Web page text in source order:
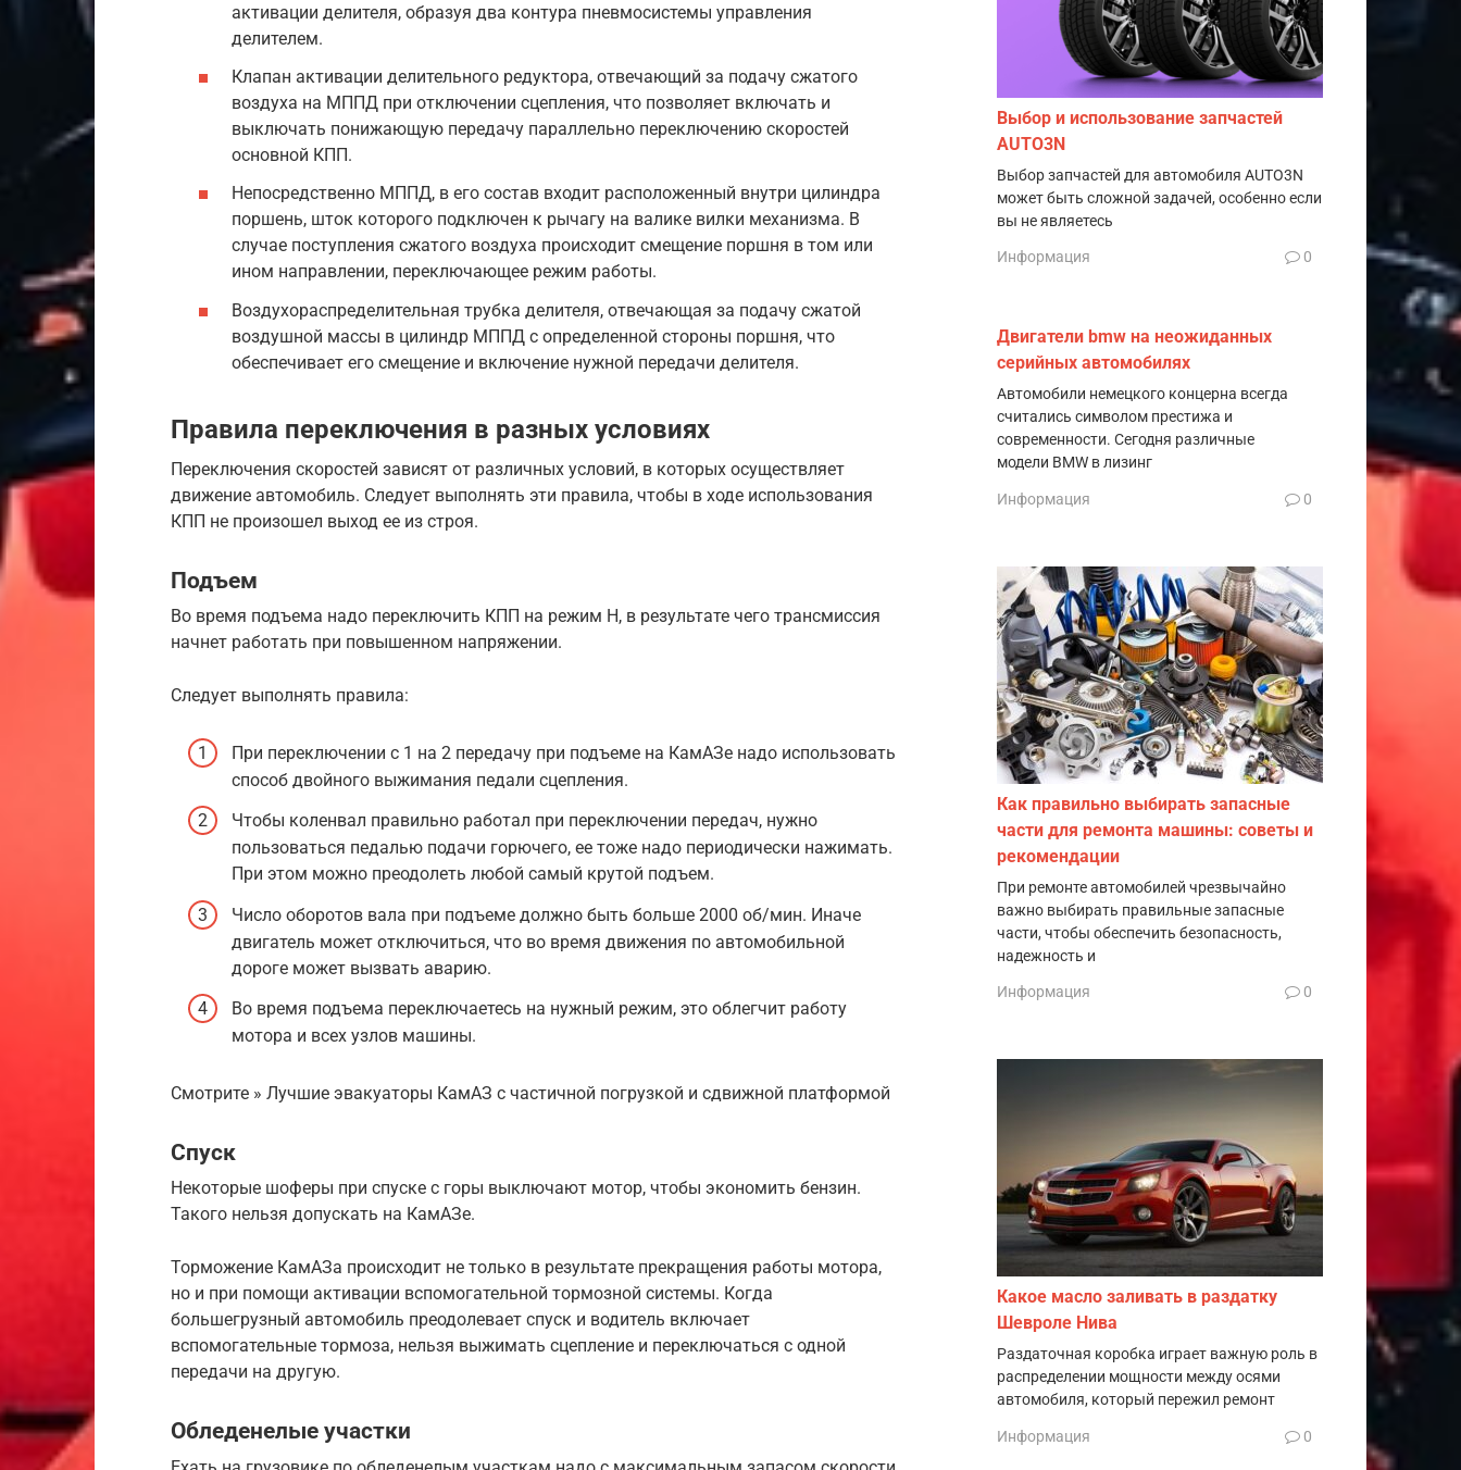
активации делителя, образуя два контура пневмосистемы управления
делителем.
Клапан активации делительного редуктора, отвечающий за подачу сжатого
воздуха на МППД при отключении сцепления, что позволяет включать и
выключать понижающую передачу параллельно переключению скоростей
основной КПП.
Непосредственно МППД, в его состав входит расположенный внутри цилиндра
поршень, шток которого подключен к рычагу на валике вилки механизма. В
случае поступления сжатого воздуха происходит смещение поршня в том или
ином направлении, переключающее режим работы.
Воздухораспределительная трубка делителя, отвечающая за подачу сжатой
воздушной массы в цилиндр МППД с определенной стороны поршня, что
обеспечивает его смещение и включение нужной передачи делителя.
Правила переключения в разных условиях
Переключения скоростей зависят от различных условий, в которых осуществляет
движение автомобиль. Следует выполнять эти правила, чтобы в ходе использования
КПП не произошел выход ее из строя.
Подъем
Во время подъема надо переключить КПП на режим H, в результате чего трансмиссия
начнет работать при повышенном напряжении.
Следует выполнять правила:
При переключении с 1 на 2 передачу при подъеме на КамАЗе надо использовать
способ двойного выжимания педали сцепления.
Чтобы коленвал правильно работал при переключении передач, нужно
пользоваться педалью подачи горючего, ее тоже надо периодически нажимать.
При этом можно преодолеть любой самый крутой подъем.
Число оборотов вала при подъеме должно быть больше 2000 об/мин. Иначе
двигатель может отключиться, что во время движения по автомобильной
дороге может вызвать аварию.
Во время подъема переключаетесь на нужный режим, это облегчит работу
мотора и всех узлов машины.
Смотрите » Лучшие эвакуаторы КамАЗ с частичной погрузкой и сдвижной платформой
Спуск
Некоторые шоферы при спуске с горы выключают мотор, чтобы экономить бензин.
Такого нельзя допускать на КамАЗе.
Торможение КамАЗа происходит не только в результате прекращения работы мотора,
но и при помощи активации вспомогательной тормозной системы. Когда
большегрузный автомобиль преодолевает спуск и водитель включает
вспомогательные тормоза, нельзя выжимать сцепление и переключаться с одной
передачи на другую.
Обледенелые участки
Выбор и использование запчастей
AUTO3N
Выбор запчастей для автомобиля AUTO3N
может быть сложной задачей, особенно если
вы не являетесь
Информация 0
Двигатели bmw на неожиданных
серийных автомобилях
Автомобили немецкого концерна всегда
считались символом престижа и
современности. Сегодня различные
модели BMW в лизинг
Информация 0
Как правильно выбирать запасные
части для ремонта машины: советы и
рекомендации
При ремонте автомобилей чрезвычайно
важно выбирать правильные запасные
части, чтобы обеспечить безопасность,
надежность и
Информация 0
Какое масло заливать в раздатку
Шевроле Нива
Раздаточная коробка играет важную роль в
распределении мощности между осями
автомобиля, который пережил ремонт
Информация 0